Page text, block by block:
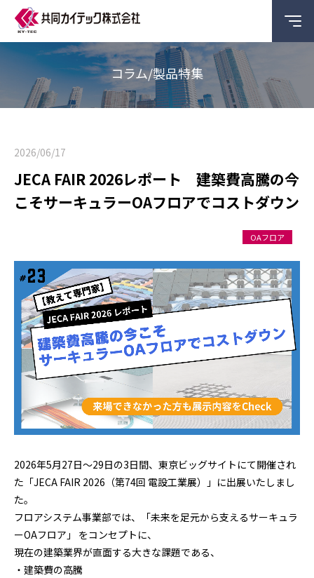
コラム/製品特集
2026/06/17
JECA FAIR 2026レポート 建築費高騰の今
こそサーキュラーOAフロアでコストダウン
OAフロア
2026年5月27日～29日の3日間、東京ビッグサイトにて開催され
た「JECA FAIR 2026（第74回 電設工業展）」に出展いたしまし
た。
フロアシステム事業部では、「未来を足元から支えるサーキュラ
ーOAフロア」 をコンセプトに、
現在の建築業界が直面する大きな課題である、
・建築費の高騰